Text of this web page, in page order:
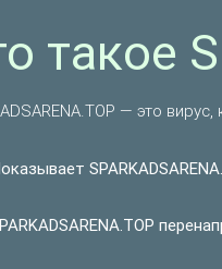
такое
— это